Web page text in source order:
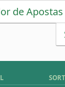
de Apostas